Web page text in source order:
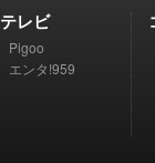
テレビ
Pigoo
エンタ!959